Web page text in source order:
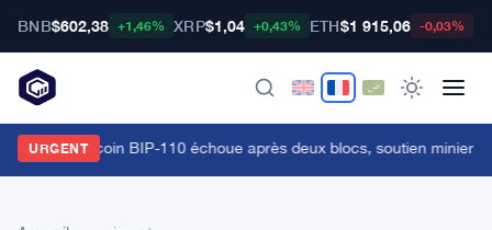
BNB$602,38 +1,46% XRP$1,04 +0,43% ETH$1 915,06 -0,03%
URGENT
fourche bitcoin BIP-110 échoue après deux blocs, soutien minier à